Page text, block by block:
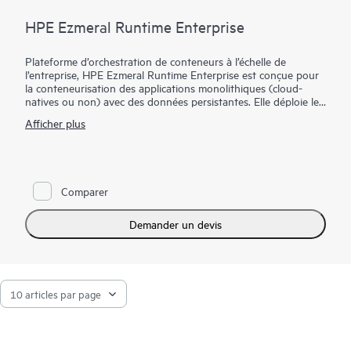
HPE Ezmeral Runtime Enterprise
Plateforme d’orchestration de conteneurs à l’échelle de
l’entreprise, HPE Ezmeral Runtime Enterprise est conçue pour
la conteneurisation des applications monolithiques (cloud-
natives ou non) avec des données persistantes. Elle déploie le
offre un système de fichiers et une data fabric de pointe pour
facilement le gain d’agilité et d’efficacité offert par les
conteneurs à davantage d’applications exécutées sur une
infrastructure bare metal ou virtualisée, et aussi bien sur site
que dans les clouds multiples ou à l’edge.
Afficher plus
Comparer
Demander un devis